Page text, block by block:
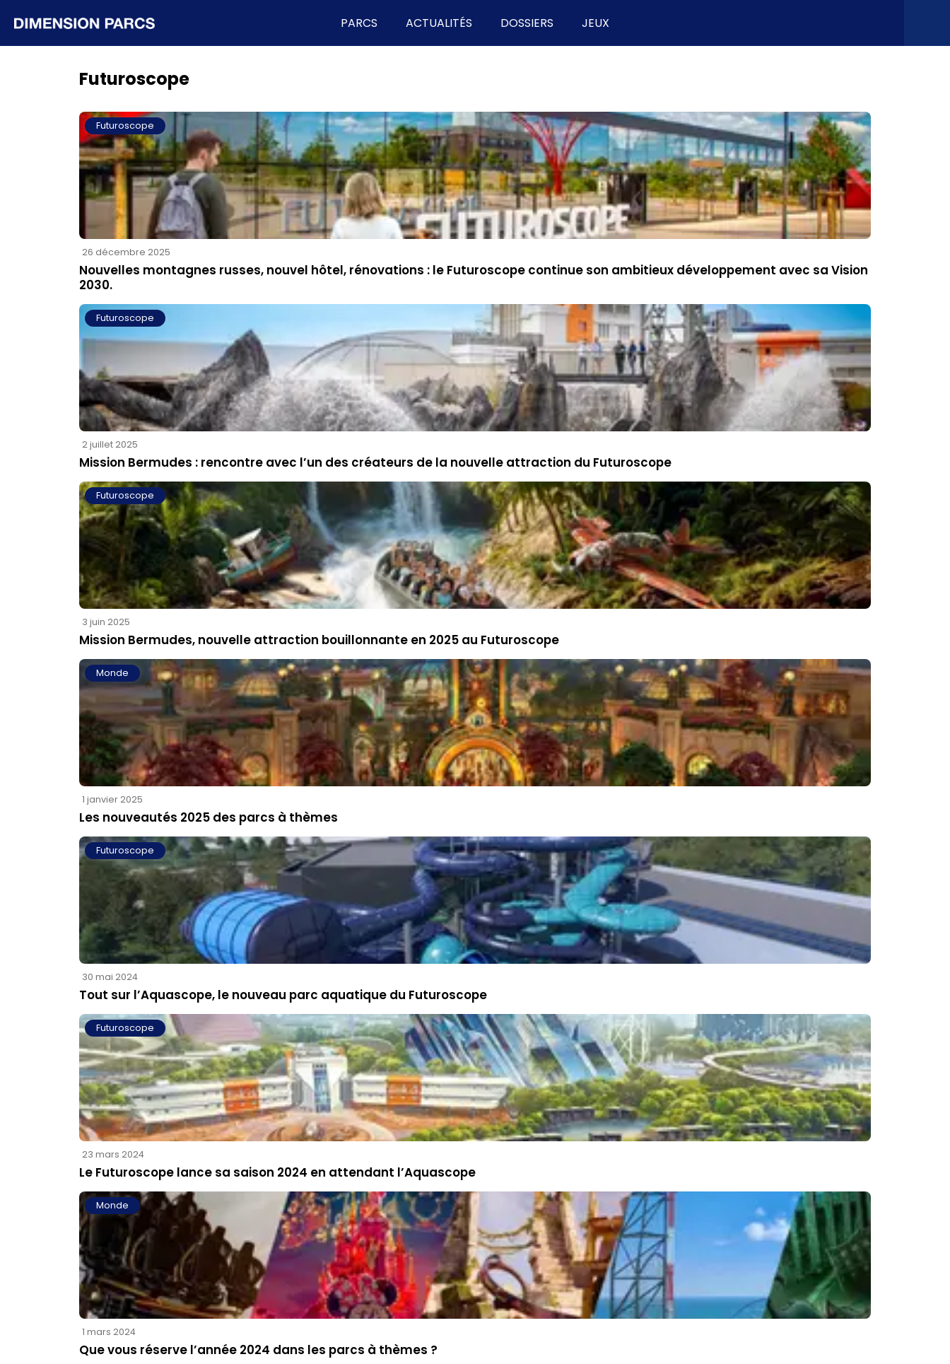
PARCS ACTUALITÉS DOSSIERS JEUX
Futuroscope
Futuroscope
26 décembre 2025
Nouvelles montagnes russes, nouvel hôtel, rénovations : le Futuroscope continue son ambitieux développement avec sa Vision
2030.
Futuroscope
2 juillet 2025
Mission Bermudes : rencontre avec l’un des créateurs de la nouvelle attraction du Futuroscope
Futuroscope
3 juin 2025
Mission Bermudes, nouvelle attraction bouillonnante en 2025 au Futuroscope
Monde
1 janvier 2025
Les nouveautés 2025 des parcs à thèmes
Futuroscope
30 mai 2024
Tout sur l’Aquascope, le nouveau parc aquatique du Futuroscope
Futuroscope
23 mars 2024
Le Futuroscope lance sa saison 2024 en attendant l’Aquascope
Monde
1 mars 2024
Que vous réserve l’année 2024 dans les parcs à thèmes ?